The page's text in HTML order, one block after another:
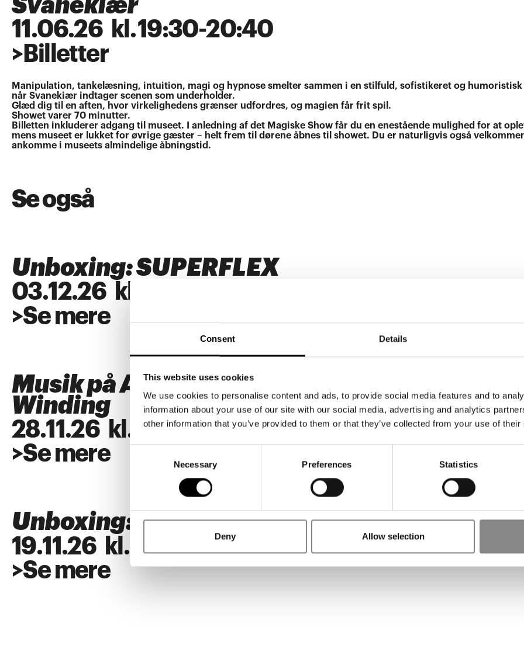
Consent Details
This website uses cookies
We use cookies to personalise content and ads, to provide social media features and to
information about your use of our site with our social media, advertising and analytics
other information that you’ve provided to them or that they’ve collected from your use of
Necessary Preferences Statistics
Deny Allow selection
Svanekiær
11 .06.26 kl.19:30-20:40
> Billetter
Manipulation, tankelæsning, intuition, magi og hypnose smelter sammen i en stilfuld, sofistikeret og
når Svanekiær indtager scenen som underholder.
Glæd dig til en aften, hvor virkelighedens grænser udfordres, og magien får frit spil.
Showet varer 70 minutter.
Billetten inkluderer adgang til museet. I anledning af det Magiske Show får du en enestående mulighed for at
mens museet er lukket for øvrige gæster – helt frem til dørene åbnes til showet. Du er naturligvis også
ankomme i museets almindelige åbningstid.
Se også
Unboxing: SUPERFLEX
03.12.26 kl.
>Se mere
Musik på ARKEN: Alberte
Winding
28.11 .26 kl. 18:00
>Se mere
Unboxing: SUPERFLEX
19.11 .26 kl. 18:00
>Se mere